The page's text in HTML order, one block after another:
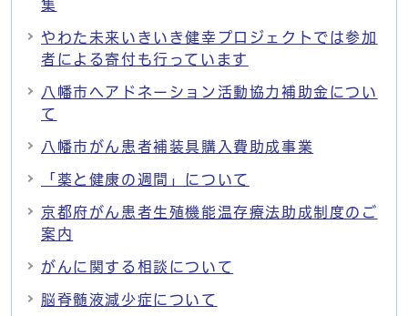
集
やわた未来いきいき健幸プロジェクトでは参加
者による寄付も行っています
八幡市ヘアドネーション活動協力補助金につい
て
八幡市がん患者補装具購入費助成事業
「薬と健康の週間」について
京都府がん患者生殖機能温存療法助成制度のご
案内
がんに関する相談について
脳脊髄液減少症について